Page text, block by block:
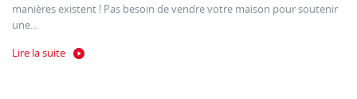
manières existent ! Pas besoin de vendre votre maison pour soutenir
une...
Lire la suite